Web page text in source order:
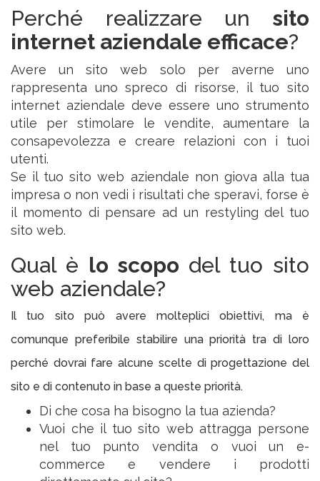
Perché realizzare un sito
internet aziendale efficace?
Avere un sito web solo per averne uno
rappresenta uno spreco di risorse, il tuo sito
internet aziendale deve essere uno strumento
utile per stimolare le vendite, aumentare la
consapevolezza e creare relazioni con i tuoi
utenti.
Se il tuo sito web aziendale non giova alla tua
impresa o non vedi i risultati che speravi, forse è
il momento di pensare ad un restyling del tuo
sito web.
Qual è lo scopo del tuo sito
web aziendale?
Il tuo sito può avere molteplici obiettivi, ma è
comunque preferibile stabilire una priorità tra di loro
perché dovrai fare alcune scelte di progettazione del
sito e di contenuto in base a queste priorità.
Di che cosa ha bisogno la tua azienda?
Vuoi che il tuo sito web attragga persone
nel tuo punto vendita o vuoi un e-
commerce e vendere i prodotti